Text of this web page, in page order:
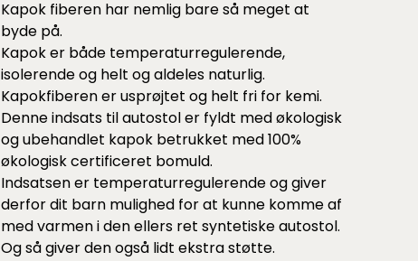
Kapok fiberen har nemlig bare så meget at
byde på.
Kapok er både temperaturregulerende,
isolerende og helt og aldeles naturlig.
Kapokfiberen er usprøjtet og helt fri for kemi.
Denne indsats til autostol er fyldt med økologisk
og ubehandlet kapok betrukket med 100%
økologisk certificeret bomuld.
Indsatsen er temperaturregulerende og giver
derfor dit barn mulighed for at kunne komme af
med varmen i den ellers ret syntetiske autostol.
Og så giver den også lidt ekstra støtte.